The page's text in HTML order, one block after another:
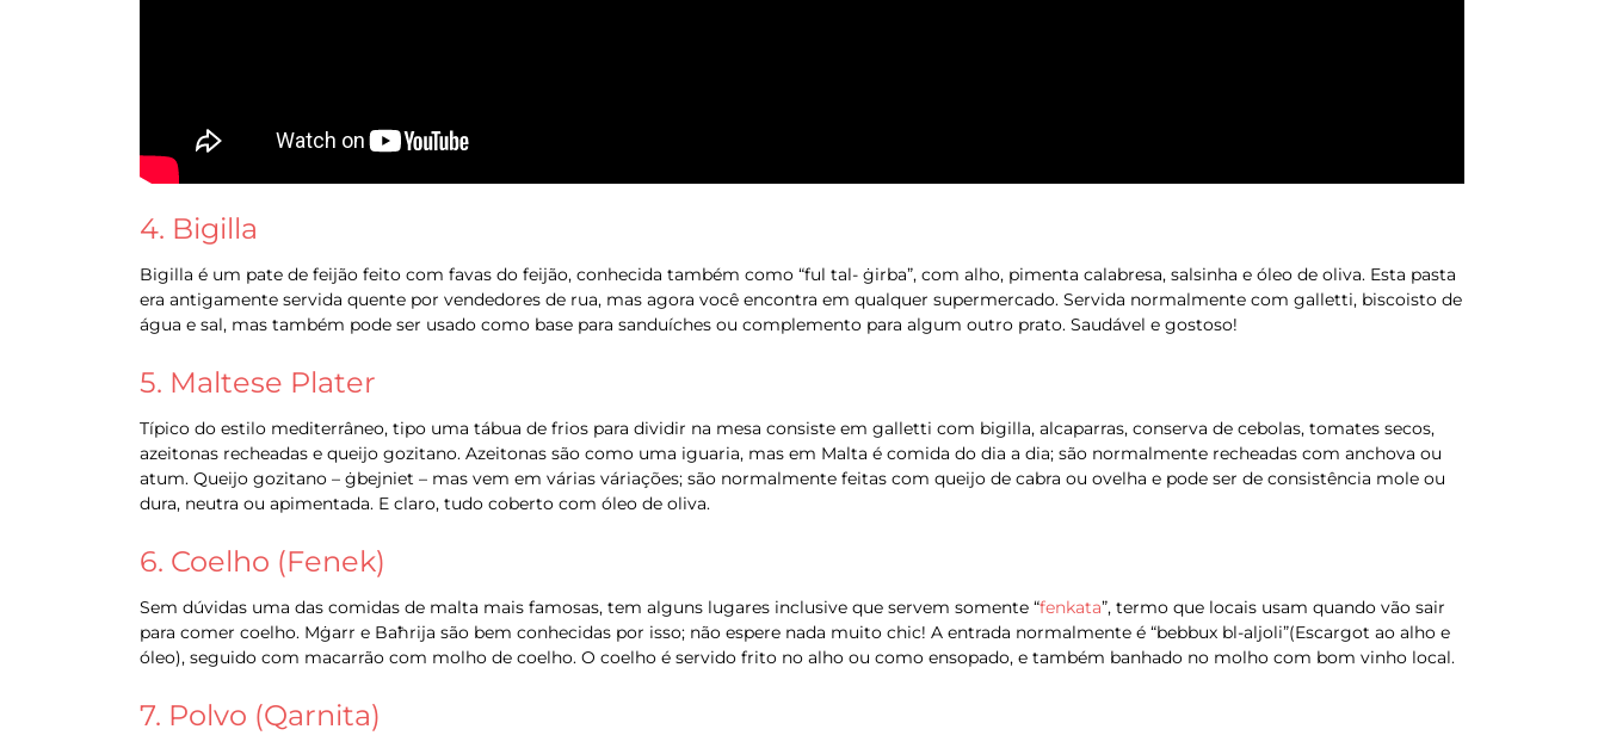
4. Bigilla
Bigilla é um pate de feijão feito com favas do feijão, conhecida também como “ful tal- ġirba”, com alho, pimenta calabresa, salsinha e óleo de oliva. Esta pasta
era antigamente servida quente por vendedores de rua, mas agora você encontra em qualquer supermercado. Servida normalmente com galletti, biscoisto de
água e sal, mas também pode ser usado como base para sanduíches ou complemento para algum outro prato. Saudável e gostoso!
5. Maltese Plater
Típico do estilo mediterrâneo, tipo uma tábua de frios para dividir na mesa consiste em galletti com bigilla, alcaparras, conserva de cebolas, tomates secos,
azeitonas recheadas e queijo gozitano. Azeitonas são como uma iguaria, mas em Malta é comida do dia a dia; são normalmente recheadas com anchova ou
atum. Queijo gozitano – ġbejniet – mas vem em várias váriações; são normalmente feitas com queijo de cabra ou ovelha e pode ser de consistência mole ou
dura, neutra ou apimentada. E claro, tudo coberto com óleo de oliva.
6. Coelho (Fenek)
Sem dúvidas uma das comidas de malta mais famosas, tem alguns lugares inclusive que servem somente “fenkata”, termo que locais usam quando vão sair
para comer coelho. Mġarr e Baħrija são bem conhecidas por isso; não espere nada muito chic! A entrada normalmente é “bebbux bl-aljoli”(Escargot ao alho e
óleo), seguido com macarrão com molho de coelho. O coelho é servido frito no alho ou como ensopado, e também banhado no molho com bom vinho local.
7. Polvo (Qarnita)